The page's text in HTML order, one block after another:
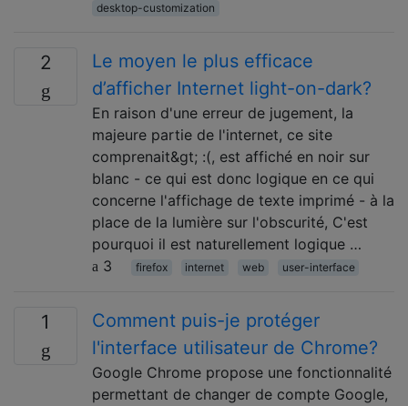
desktop-customization
2
Le moyen le plus efficace
d’afficher Internet light-on-dark?
En raison d'une erreur de jugement, la
majeure partie de l'internet, ce site
comprenait&gt; :(, est affiché en noir sur
blanc - ce qui est donc logique en ce qui
concerne l'affichage de texte imprimé - à la
place de la lumière sur l'obscurité, C'est
pourquoi il est naturellement logique …
3
firefox internet web user-interface
1
Comment puis-je protéger
l'interface utilisateur de Chrome?
Google Chrome propose une fonctionnalité
permettant de changer de compte Google,